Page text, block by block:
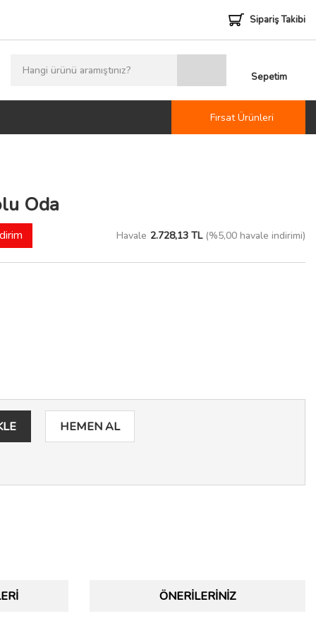
Sipariş Takibi
Sepetim
Fırsat Ürünleri
Oda
Havale 2.728,13 TL(%5,00 havale indirimi)
HEMEN AL
ÖNERILERINIZ